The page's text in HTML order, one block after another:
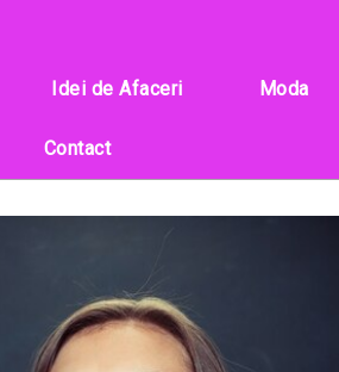
Idei de Afaceri Moda
Contact